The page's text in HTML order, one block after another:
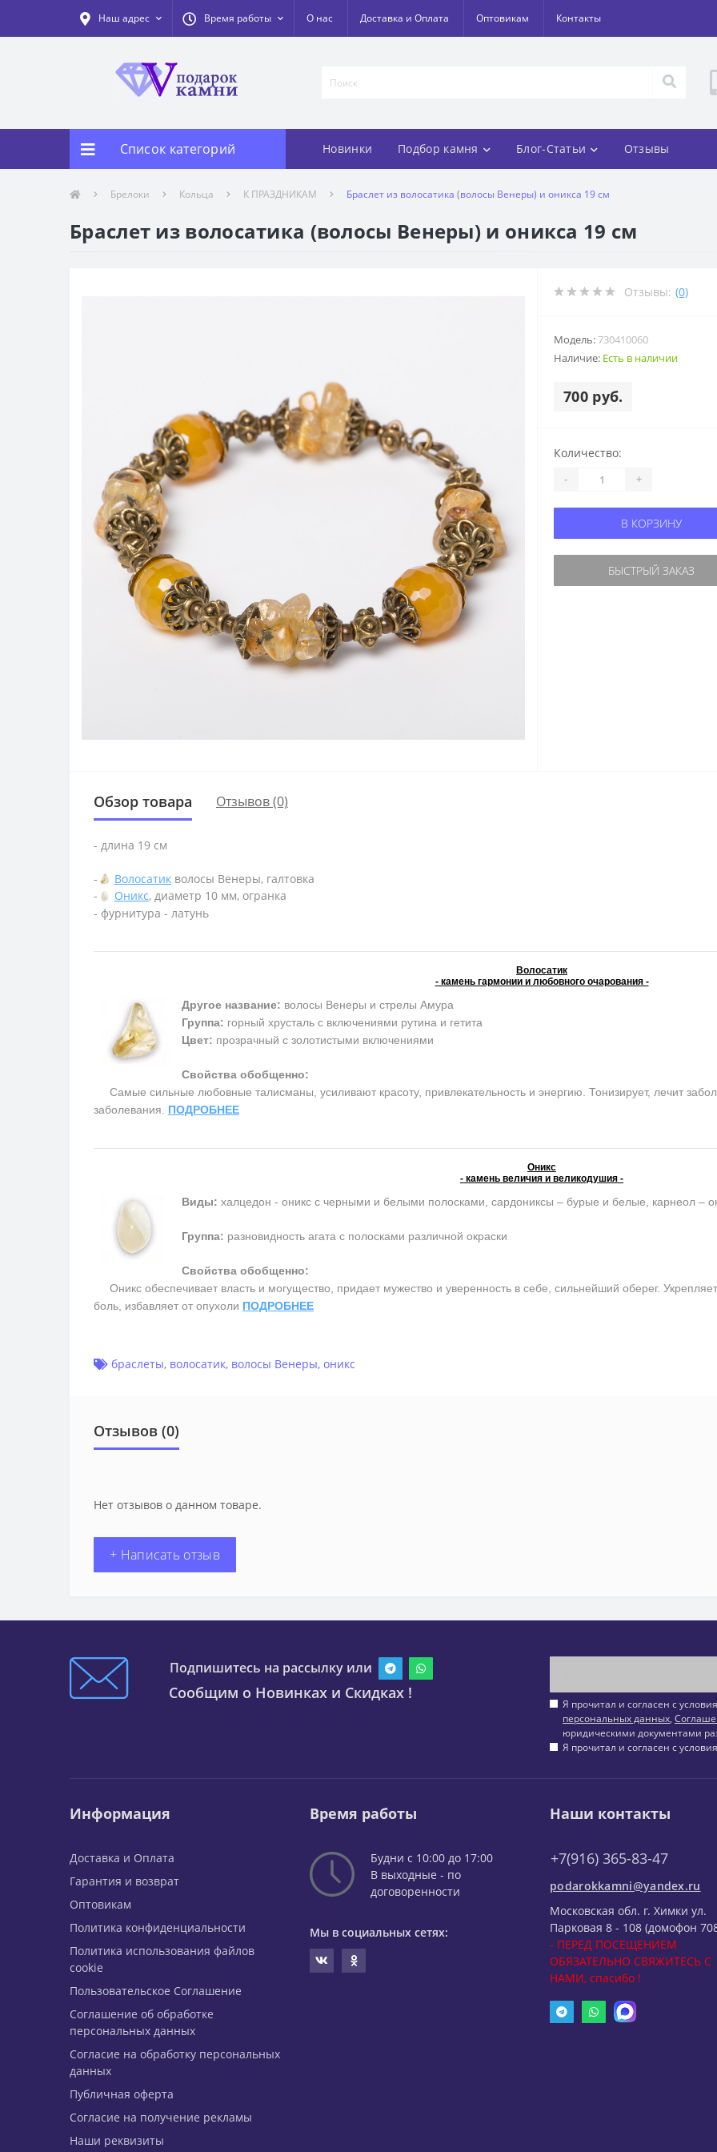
Наш адрес Время работы О нас Доставка и Оплата Оптовикам Контакты
Список категорий Новинки Подбор камня Блог-Статьи Отзывы
Брелоки Кольца К ПРАЗДНИКАМ Браслет из волосатика (волосы Венеры) и оникса 19 см
Браслет из волосатика (волосы Венеры) и оникса 19 см
Отзывы: (0)
Модель:730410060
Наличие: Есть в наличии
700 руб.
Количество:
- +
В КОРЗИНУ
БЫСТРЫЙ ЗАКАЗ
Обзор товара Отзывов (0)
- длина 19 см
- Волосатик волосы Венеры, галтовка
-
Оникс, диаметр 10 мм, огранка
- фурнитура - латунь
Волосатик
- камень гармонии и любовного очарования -
Другое название: волосы Венеры и стрелы Амура
Группа: горный хрусталь с включениями рутина и гетита
Цвет: прозрачный с золотистыми включениями
Свойства обобщенно:
Самые сильные любовные талисманы, усиливают красоту, привлекательность и энергию. Тонизирует, лечит
заболевания. ПОДРОБНЕЕ
Оникс
- камень величия и великодушия -
Виды: халцедон - оникс с черными и белыми полосками, сардониксы – бурые и белые, карнеол –
Группа: разновидность агата с полосками различной окраски
Свойства обобщенно:
Оникс обеспечивает власть и могущество, придает мужество и уверенность в себе, сильнейший оберег.
боль, избавляет от опухоли ПОДРОБНЕЕ
браслеты, волосатик, волосы Венеры, оникс
Отзывов (0)
Нет отзывов о данном товаре.
+ Написать отзыв
Подпишитесь на рассылку или
Сообщим о Новинках и Скидках !
Я прочитал и согласен с
персональных данных,
юридическими документами
Я прочитал и согласен с
Информация
Доставка и Оплата
Гарантия и возврат
Оптовикам
Политика конфиденциальности
Политика использования файлов
cookie
Пользовательское Соглашение
Соглашение об обработке
персональных данных
Согласие на обработку персональных
данных
Публичная оферта
Согласие на получение рекламы
Наши реквизиты
Время работы
Будни с 10:00 до 17:00
В выходные - по
договоренности
Мы в социальных сетях:
Наши контакты
+7(916) 365-83-47
podarokkamni@yandex.ru
Московская обл. г. Химки ул.
Парковая 8 - 108 (домофон
- ПЕРЕД ПОСЕЩЕНИЕМ
ОБЯЗАТЕЛЬНО СВЯЖИТЕСЬ С
НАМИ, спасибо !